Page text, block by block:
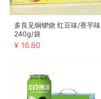
多良见铜锣烧 红豆味/香芋味
240g/袋
¥ 16.80